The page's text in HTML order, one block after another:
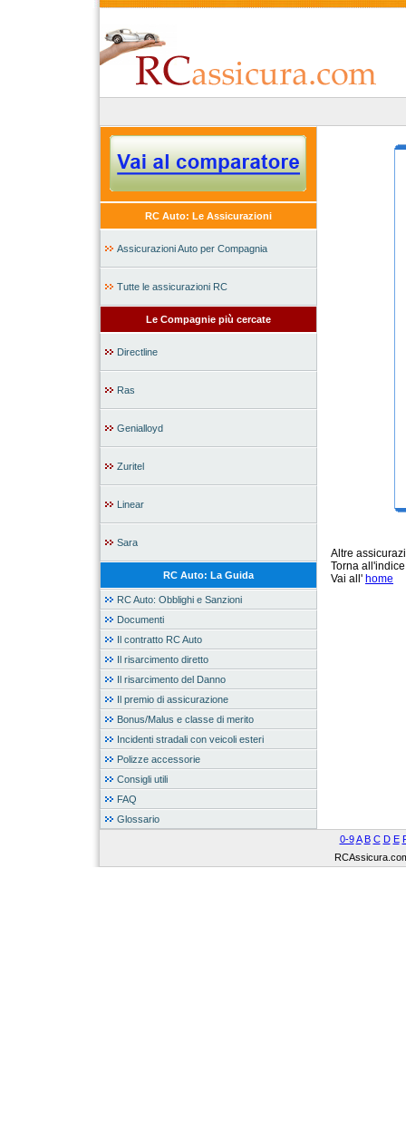
RC Auto: Le Assicurazioni
Assicurazioni Auto per Compagnia
Tutte le assicurazioni RC
Le Compagnie più cercate
Directline
Ras
Genialloyd
Zuritel
Linear
Sara
RC Auto: La Guida
RC Auto: Obblighi e Sanzioni
Documenti
Il contratto RC Auto
Il risarcimento diretto
Il risarcimento del Danno
Il premio di assicurazione
Bonus/Malus e classe di merito
Incidenti stradali con veicoli esteri
Polizze accessorie
Consigli utili
FAQ
Glossario
Altre
Torna
Vai all' home
0-9 A B C D E